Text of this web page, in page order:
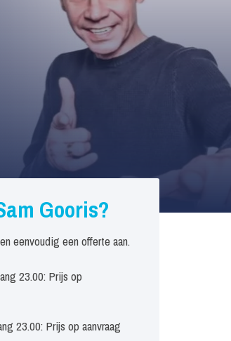
Gooris?
eenvoudig een offerte aan.
23.00: Prijs op
23.00: Prijs op aanvraag